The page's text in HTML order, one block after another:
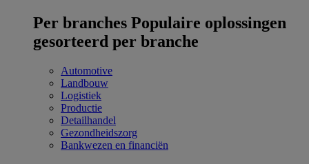
Per branches Populaire oplossingen
gesorteerd per branche
Automotive
Landbouw
Logistiek
Productie
Detailhandel
Gezondheidszorg
Bankwezen en financiën